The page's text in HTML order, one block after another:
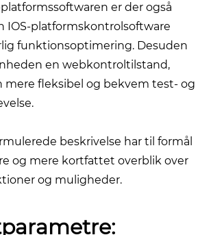
er der også
IOS-platformskontrolsoftware
funktionsoptimering. Desuden
en webkontroltilstand,
mere fleksibel og bekvem test- og
beskrivelse har til formål
og mere kortfattet overblik over
og muligheder.